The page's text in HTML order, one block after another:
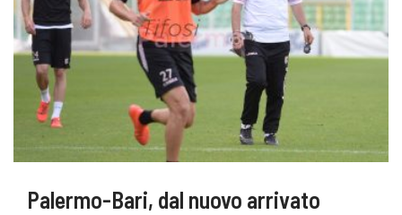
Palermo-Bari, dal nuovo arrivato